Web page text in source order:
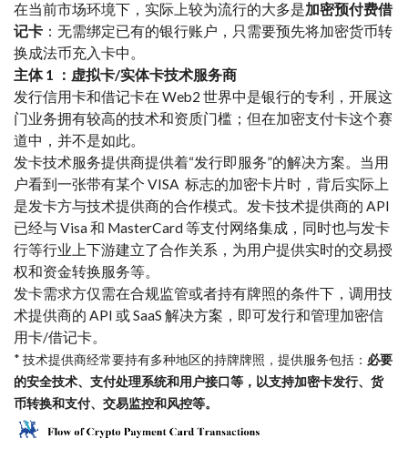
在当前市场环境下，实际上较为流行的大多是加密预付费借
记卡 ：无需绑定已有的银行账户，只需要预先将加密货币转
换成法币充入卡中。
主体 1 ：虚拟卡/实体卡技术服务商
发行信用卡和借记卡在 Web2 世界中是银行的专利，开展这
门业务拥有较高的技术和资质门槛；但在加密支付卡这个赛
道中，并不是如此。
发卡技术服务提供商提供着“发行即服务”的解决方案。当用
户看到一张带有某个 VISA 标志的加密卡片时，背后实际上
是发卡方与技术提供商的合作模式。发卡技术提供商的 API
已经与 Visa 和 MasterCard 等支付网络集成，同时也与发卡
行等行业上下游建立了合作关系，为用户提供实时的交易授
权和资金转换服务等。
发卡需求方仅需在合规监管或者持有牌照的条件下，调用技
术提供商的 API 或 SaaS 解决方案，即可发行和管理加密信
用卡/借记卡。
* 技术提供商经常要持有多种地区的持牌牌照，提供服务包括： 必要
的安全技术、支付处理系统和用户接口等，以支持加密卡发行、货
币转换和支付、交易监控和风控等。